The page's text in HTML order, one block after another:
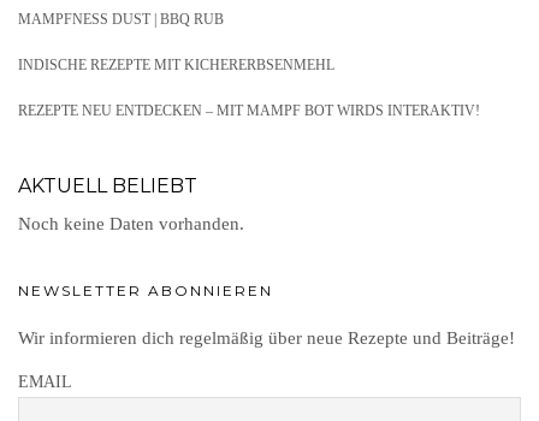
MAMPFNESS DUST | BBQ RUB
INDISCHE REZEPTE MIT KICHERERBSENMEHL
REZEPTE NEU ENTDECKEN – MIT MAMPF BOT WIRDS INTERAKTIV!
AKTUELL BELIEBT
Noch keine Daten vorhanden.
NEWSLETTER ABONNIEREN
Wir informieren dich regelmäßig über neue Rezepte und Beiträge!
EMAIL